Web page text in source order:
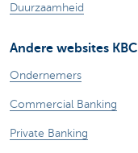
Duurzaamheid
Andere websites KBC
Ondernemers
Commercial Banking
Private Banking